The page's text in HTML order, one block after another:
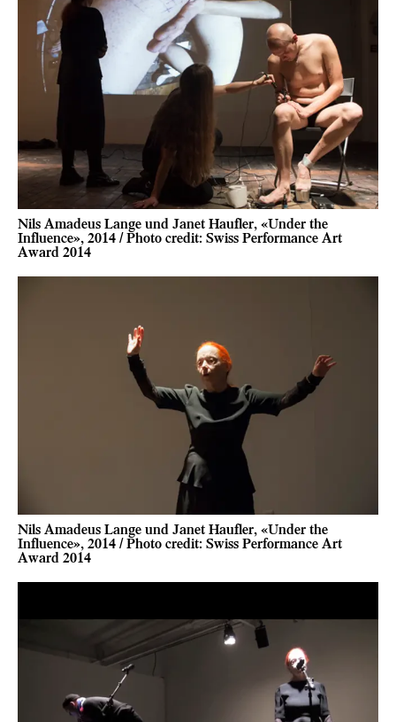
Nils Amadeus Lange und Janet Haufler, «Under the
Influence», 2014 / Photo credit: Swiss Performance Art
Award 2014
Nils Amadeus Lange und Janet Haufler, «Under the
Influence», 2014 / Photo credit: Swiss Performance Art
Award 2014